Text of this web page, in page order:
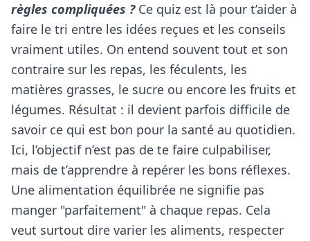
règles compliquées ?Ce quiz est là pour t’aider à
faire le tri entre les idées reçues et les conseils
vraiment utiles. On entend souvent tout et son
contraire sur les repas, les féculents, les
matières grasses, le sucre ou encore les fruits et
légumes. Résultat : il devient parfois difficile de
savoir ce qui est bon pour la santé au quotidien.
Ici, l’objectif n’est pas de te faire culpabiliser,
mais de t’apprendre à repérer les bons réflexes.
Une alimentation équilibrée ne signifie pas
manger "parfaitement" à chaque repas. Cela
veut surtout dire varier les aliments, respecter